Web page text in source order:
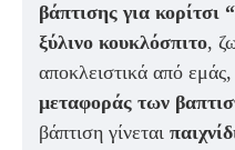
βάπτισης για κορίτσι
ξύλινο κουκλόσπιτο,
αποκλειστικά από εμάς,
μεταφοράς των
βάπτιση γίνεται